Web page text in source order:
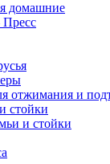
домашние
Пресс
отжимания и
стойки
и стойки